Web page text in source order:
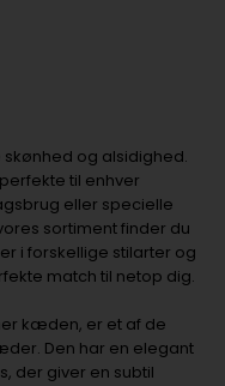
og alsidighed.
til enhver
eller specielle
sortiment finder du
i forskellige stilarter og
match til netop dig.
kæden, er et af de
Den har en elegant
der giver en subtil